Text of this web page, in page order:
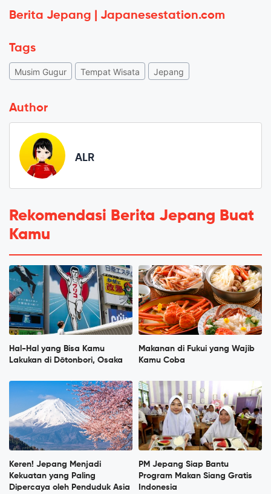
Berita Jepang | Japanesestation.com
Tags
Musim Gugur Tempat Wisata Jepang
Author
ALR
Rekomendasi Berita Jepang Buat
Kamu
Hal-Hal yang Bisa Kamu
Lakukan di Dōtonbori, Osaka
Makanan di Fukui yang Wajib
Kamu Coba
Keren! Jepang Menjadi
Kekuatan yang Paling
Dipercaya oleh Penduduk Asia
PM Jepang Siap Bantu
Program Makan Siang Gratis
Indonesia